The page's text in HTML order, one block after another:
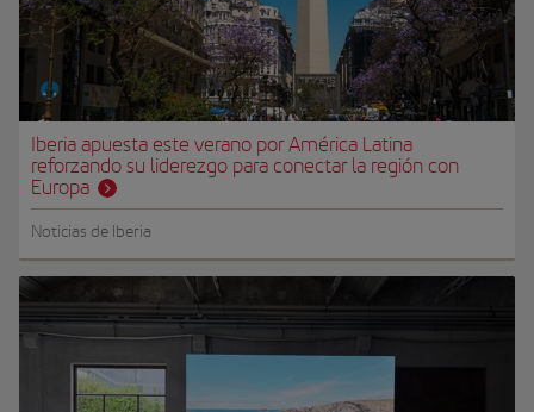
Iberia apuesta este verano por América Latina
reforzando su liderezgo para conectar la región con
Europa
Noticias de Iberia